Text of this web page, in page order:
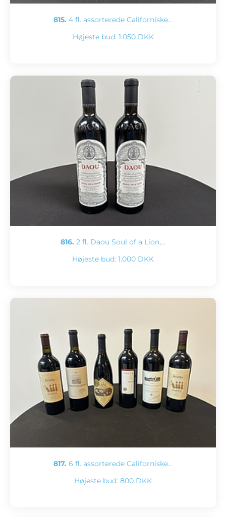
815. 4 fl. assorterede Californiske…
Højeste bud: 1.050 DKK
816. 2 fl. Daou Soul of a Lion,…
Højeste bud: 1.000 DKK
817. 6 fl. assorterede Californiske…
Højeste bud: 800 DKK